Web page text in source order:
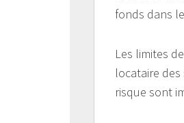
fonds dans
Les limites
locataire
risque sont